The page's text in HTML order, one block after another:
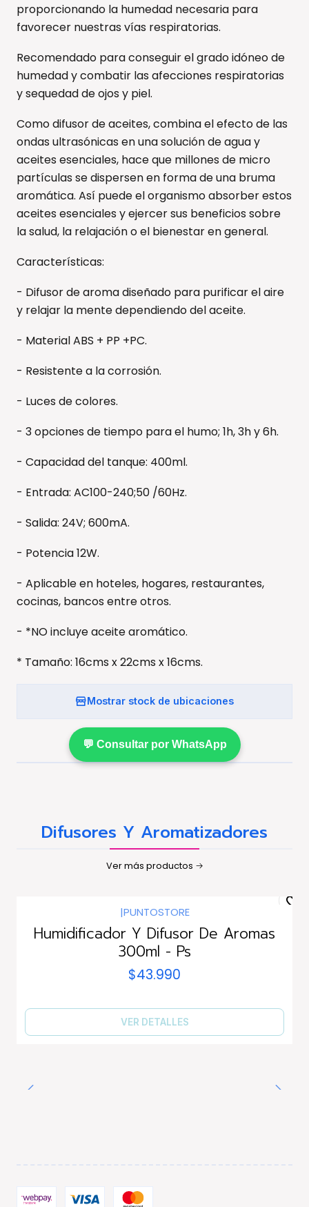
proporcionando la humedad necesaria para
favorecer nuestras vías respiratorias.
Recomendado para conseguir el grado idóneo de
humedad y combatir las afecciones respiratorias
y sequedad de ojos y piel.
Como difusor de aceites, combina el efecto de las
ondas ultrasónicas en una solución de agua y
aceites esenciales, hace que millones de micro
partículas se dispersen en forma de una bruma
aromática. Así puede el organismo absorber estos
aceites esenciales y ejercer sus beneficios sobre
la salud, la relajación o el bienestar en general.
Características:
- Difusor de aroma diseñado para purificar el aire
y relajar la mente dependiendo del aceite.
- Material ABS + PP +PC.
- Resistente a la corrosión.
- Luces de colores.
- 3 opciones de tiempo para el humo; 1h, 3h y 6h.
- Capacidad del tanque: 400ml.
- Entrada: AC100-240;50 /60Hz.
- Salida: 24V; 600mA.
- Potencia 12W.
- Aplicable en hoteles, hogares, restaurantes,
cocinas, bancos entre otros.
- *NO incluye aceite aromático.
* Tamaño: 16cms x 22cms x 16cms.
Mostrar stock de ubicaciones
💬 Consultar por WhatsApp
Difusores Y Aromatizadores
Ver más productos
|PUNTOSTORE
Humidificador Y Difusor De Aromas
300ml - Ps
$43.990
VER DETALLES